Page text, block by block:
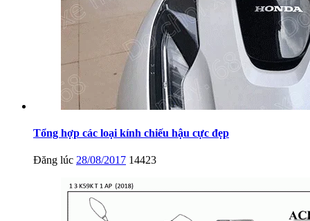
Tổng hợp các loại kính chiếu hậu cực đẹp
Đăng lúc 28/08/2017 14423